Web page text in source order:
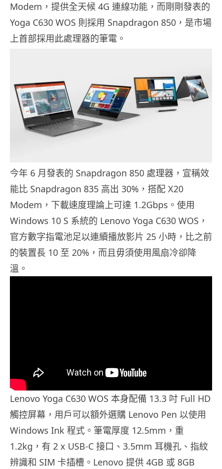
Modem，提供全天候 4G 連線功能，而剛剛發表的
Yoga C630 WOS 則採用 Snapdragon 850，是市場
上首部採用此處理器的筆電。
今年 6 月發表的 Snapdragon 850 處理器，宣稱效
能比 Snapdragon 835 高出 30%，搭配 X20
Modem，下載速度理論上可達 1.2Gbps。使用
Windows 10 S 系統的 Lenovo Yoga C630 WOS，
官方數字指電池足以連續播放影片 25 小時，比之前
的裝置長 10 至 20%，而且毋須使用風扇冷卻降
溫。
Lenovo Yoga C630 WOS 本身配備 13.3 吋 Full HD
觸控屏幕，用戶可以額外選購 Lenovo Pen 以使用
Windows Ink 程式。筆電厚度 12.5mm，重
1.2kg，有 2 x USB-C 接口、3.5mm 耳機孔、指紋
辨識和 SIM 卡插槽。Lenovo 提供 4GB 或 8GB